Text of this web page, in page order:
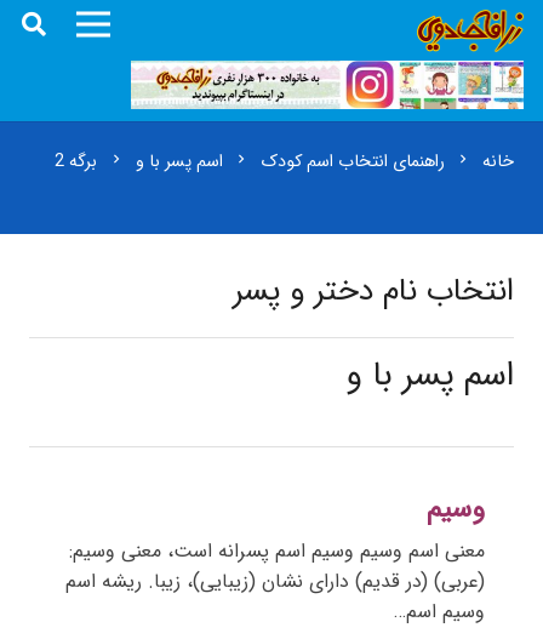
خانه chevron_right راهنمای انتخاب اسم کودک chevron_right اسم پسر با و chevron_right برگه 2
انتخاب نام دختر و پسر
اسم پسر با و
وسیم
معنی اسم وسیم وسیم اسم پسرانه است، معنی وسیم:
(عربی) (در قدیم) دارای نشان (زیبایی)، زیبا. ریشه اسم
وسیم اسم…